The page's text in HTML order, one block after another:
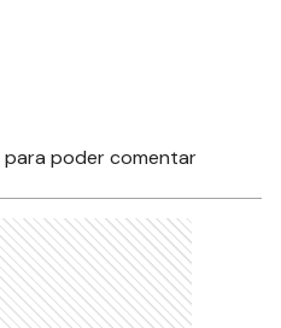
para poder comentar